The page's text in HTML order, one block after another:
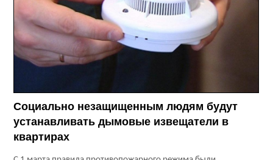
Социально незащищенным людям будут
устанавливать дымовые извещатели в
квартирах